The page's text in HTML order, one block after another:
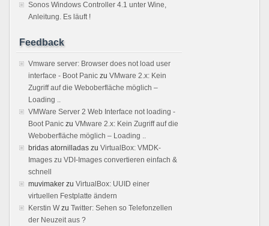
Sonos Windows Controller 4.1 unter Wine,
Anleitung. Es läuft !
Feedback
Vmware server: Browser does not load user
interface - Boot Panic zu VMware 2.x: Kein
Zugriff auf die Weboberfläche möglich –
Loading ..
VMWare Server 2 Web Interface not loading -
Boot Panic zu VMware 2.x: Kein Zugriff auf die
Weboberfläche möglich – Loading ..
bridas atornilladas zu VirtualBox: VMDK-
Images zu VDI-Images convertieren einfach &
schnell
muvimaker zu VirtualBox: UUID einer
virtuellen Festplatte ändern
Kerstin Wzu Twitter: Sehen so Telefonzellen
der Neuzeit aus ?